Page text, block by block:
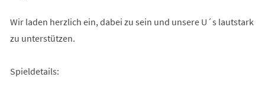
Wir laden herzlich ein, dabei zu sein und unsere U´s lautstark
zu unterstützen.
Spieldetails: